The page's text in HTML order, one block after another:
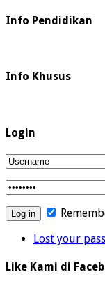
Info Pendidikan
Info Khusus
Login
Lost your
Like Kami di